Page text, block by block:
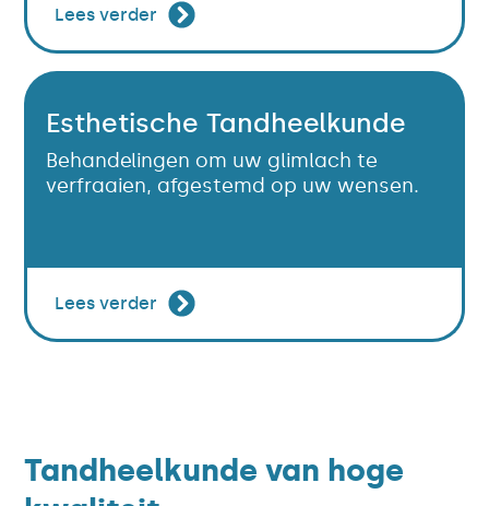
Lees verder
Esthetische Tandheelkunde
Behandelingen om uw glimlach te
verfraaien, afgestemd op uw wensen.
Lees verder
Tandheelkunde van hoge